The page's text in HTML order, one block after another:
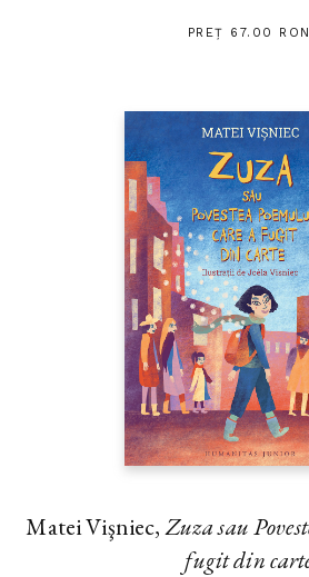
PREȚ 67.00 RON
Matei Vişniec,Zuza sau
fugit din